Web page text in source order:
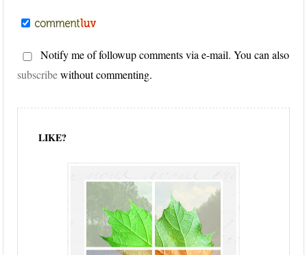
Notify me of followup comments via e-mail. You can also
subscribewithout commenting.
LIKE?